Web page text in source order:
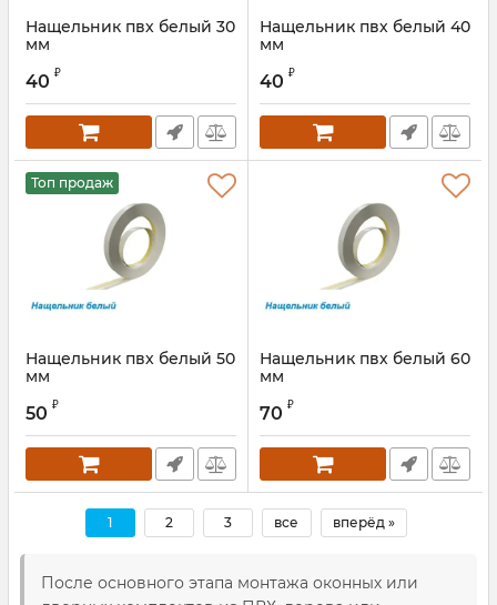
Нащельник пвх белый 30
мм
Артикул:
40 ₽
Нащельник пвх белый 40
мм
Артикул:
40 ₽
Топ продаж
Нащельник пвх белый 50
мм
50 ₽
Нащельник пвх белый 60
мм
70 ₽
1 2 3 все вперёд »
После основного этапа монтажа оконных или